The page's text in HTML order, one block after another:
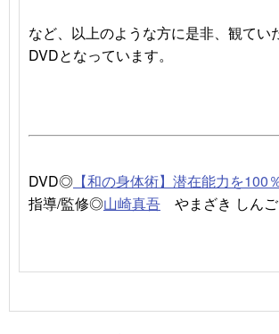
など、以上のような方に是非、観てい
DVDとなっています。
DVD◎ 【和の身体術】潜在能力を100
指導/監修◎山崎真吾 やまざき しんご